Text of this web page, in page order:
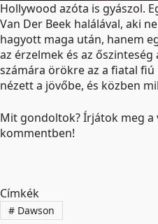
Hollywood azóta is gyászol.
Van Der Beek halálával, aki
hagyott maga után, hanem
az érzelmek és az
számára örökre az a fiatal
nézett a jövőbe, és közben
Mit gondoltok? Írjátok meg a
kommentben!
Címkék
#Dawson